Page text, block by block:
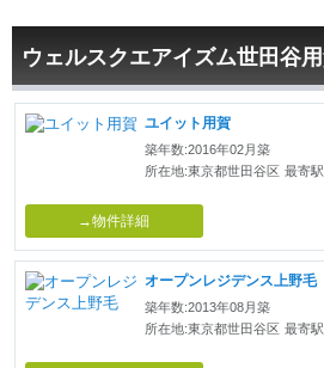
ウェルスクエアイズム世田谷
ユイット用賀
築年数:2016年02月築
所在地:東京都世田谷区 最寄
→物件詳細
オープンレジデンス上野毛
築年数:2013年08月築
所在地:東京都世田谷区 最寄